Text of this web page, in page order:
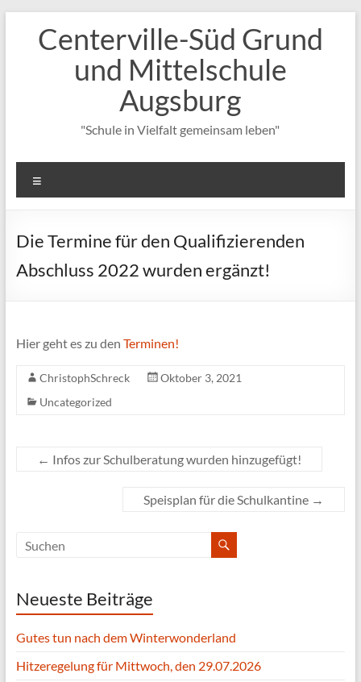
springenCenterville-Süd Grund
und Mittelschule
Augsburg
"Schule in Vielfalt gemeinsam leben"
Die Termine für den Qualifizierenden
Abschluss 2022 wurden ergänzt!
Hier geht es zu den Terminen!
ChristophSchreck
Oktober 3, 2021
Uncategorized
← Infos zur Schulberatung wurden hinzugefügt!
Speisplan für die Schulkantine →
Neueste Beiträge
Gutes tun nach dem Winterwonderland
Hitzeregelung für Mittwoch, den 29.07.2026